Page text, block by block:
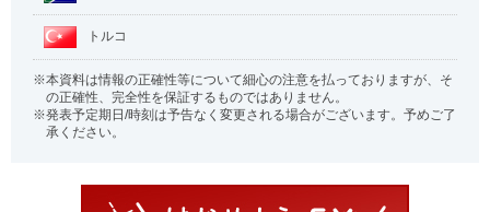
トルコ
本資料は情報の正確性等について細心の注意を払っておりますが、そ
の正確性、完全性を保証するものではありません。
発表予定期日/時刻は予告なく変更される場合がございます。予めご了
承ください。